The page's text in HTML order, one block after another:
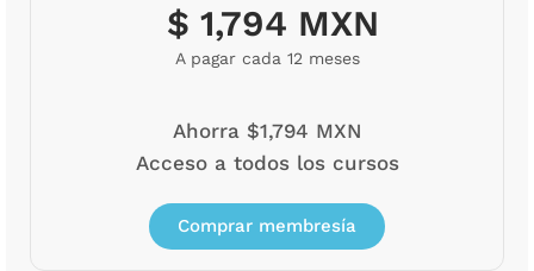
$ 1,794 MXN
A pagar cada 12 meses
Ahorra $1,794 MXN
Acceso a todos los cursos
Comprar membresía